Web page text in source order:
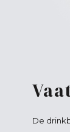
De